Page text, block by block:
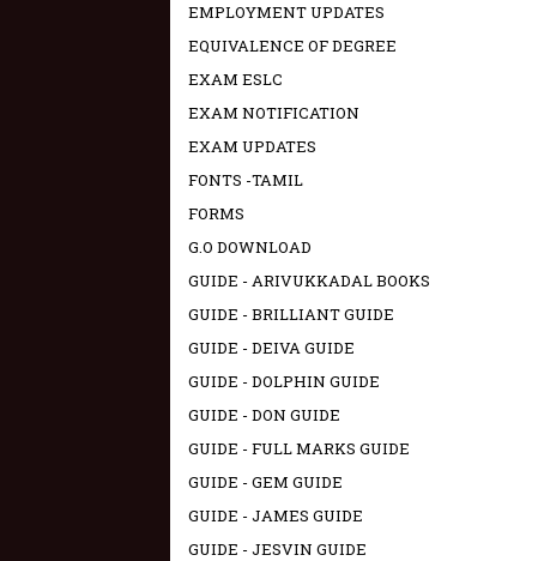
EMPLOYMENT UPDATES
EQUIVALENCE OF DEGREE
EXAM ESLC
EXAM NOTIFICATION
EXAM UPDATES
FONTS -TAMIL
FORMS
G.O DOWNLOAD
GUIDE - ARIVUKKADAL BOOKS
GUIDE - BRILLIANT GUIDE
GUIDE - DEIVA GUIDE
GUIDE - DOLPHIN GUIDE
GUIDE - DON GUIDE
GUIDE - FULL MARKS GUIDE
GUIDE - GEM GUIDE
GUIDE - JAMES GUIDE
GUIDE - JESVIN GUIDE